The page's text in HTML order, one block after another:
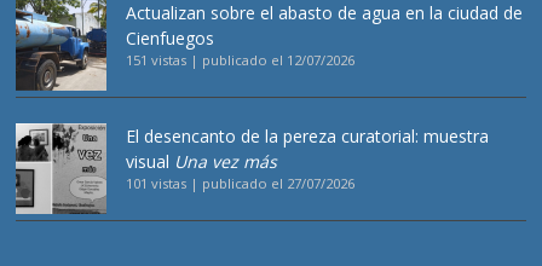
Actualizan sobre el abasto de agua en la ciudad de
Cienfuegos
151 vistas | publicado el 12/07/2026
El desencanto de la pereza curatorial: muestra
visual Una vez más
101 vistas | publicado el 27/07/2026